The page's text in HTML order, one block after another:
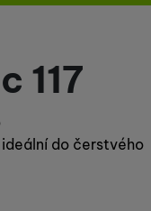
117
ideální do čerstvého